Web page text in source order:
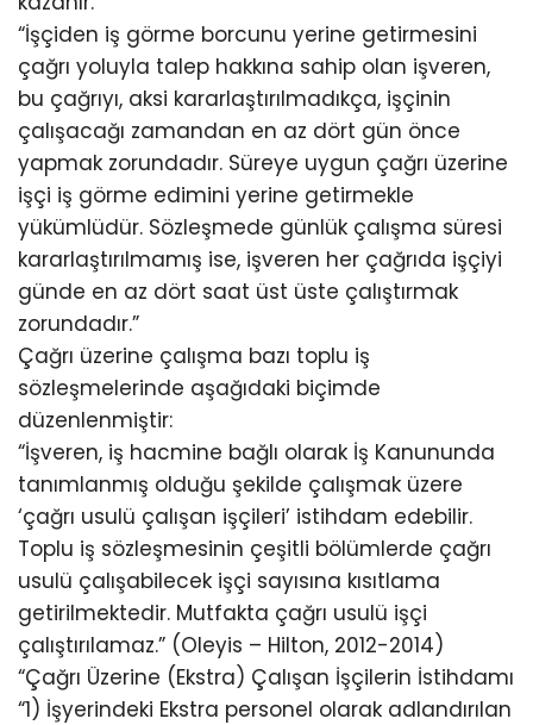
“İşçiden iş görme borcunu yerine getirmesini
çağrı yoluyla talep hakkına sahip olan işveren,
bu çağrıyı, aksi kararlaştırılmadıkça, işçinin
çalışacağı zamandan en az dört gün önce
yapmak zorundadır. Süreye uygun çağrı üzerine
işçi iş görme edimini yerine getirmekle
yükümlüdür. Sözleşmede günlük çalışma süresi
kararlaştırılmamış ise, işveren her çağrıda işçiyi
günde en az dört saat üst üste çalıştırmak
zorundadır.”
Çağrı üzerine çalışma bazı toplu iş
sözleşmelerinde aşağıdaki biçimde
düzenlenmiştir:
“İşveren, iş hacmine bağlı olarak İş Kanununda
tanımlanmış olduğu şekilde çalışmak üzere
‘çağrı usulü çalışan işçileri’ istihdam edebilir.
Toplu iş sözleşmesinin çeşitli bölümlerde çağrı
usulü çalışabilecek işçi sayısına kısıtlama
getirilmektedir. Mutfakta çağrı usulü işçi
çalıştırılamaz.” (Oleyis – Hilton, 2012-2014)
“Çağrı Üzerine (Ekstra) Çalışan İşçilerin İstihdamı
“1) İşyerindeki Ekstra personel olarak adlandırılan